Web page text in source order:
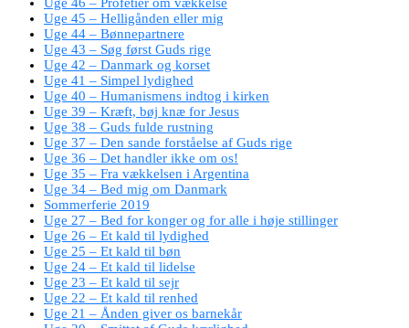
Uge 45 – Helligånden eller mig
Uge 44 – Bønnepartnere
Uge 43 – Søg først Guds rige
Uge 42 – Danmark og korset
Uge 41 – Simpel lydighed
Uge 40 – Humanismens indtog i kirken
Uge 39 – Kræft, bøj knæ for Jesus
Uge 38 – Guds fulde rustning
Uge 37 – Den sande forståelse af Guds rige
Uge 36 – Det handler ikke om os!
Uge 35 – Fra vækkelsen i Argentina
Uge 34 – Bed mig om Danmark
Sommerferie 2019
Uge 27 – Bed for konger og for alle i høje stillinger
Uge 26 – Et kald til lydighed
Uge 25 – Et kald til bøn
Uge 24 – Et kald til lidelse
Uge 23 – Et kald til sejr
Uge 22 – Et kald til renhed
Uge 21 – Ånden giver os barnekår